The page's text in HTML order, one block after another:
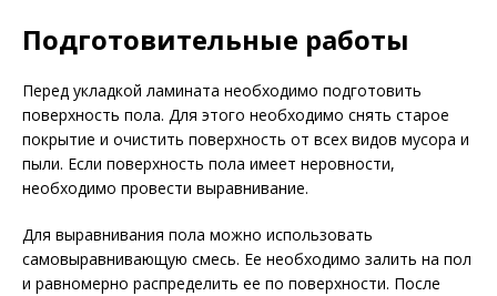
Подготовительные работы
Перед укладкой ламината необходимо подготовить
поверхность пола. Для этого необходимо снять старое
покрытие и очистить поверхность от всех видов мусора и
пыли. Если поверхность пола имеет неровности,
необходимо провести выравнивание.
Для выравнивания пола можно использовать
самовыравнивающую смесь. Ее необходимо залить на пол
и равномерно распределить ее по поверхности. После